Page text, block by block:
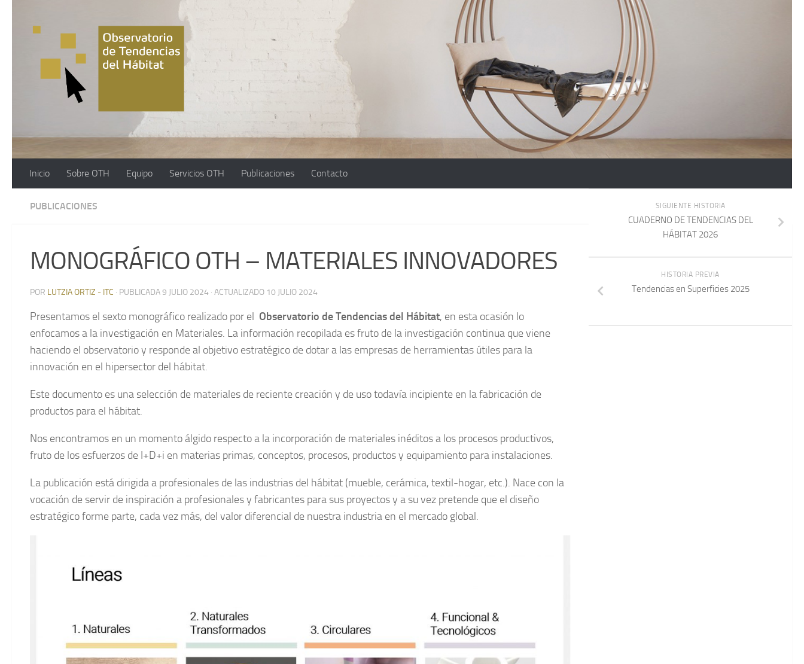
Inicio Sobre OTH Equipo Servicios OTH Publicaciones Contacto
PUBLICACIONES
MONOGRÁFICO OTH – MATERIALES INNOVADORES
POR LUTZIA ORTIZ - ITC · PUBLICADA9 JULIO 2024 · ACTUALIZADO 10 JULIO 2024
Presentamos el sexto monográfico realizado por el Observatorio de Tendencias del Hábitat, en esta ocasión lo
enfocamos a la investigación en Materiales. La información recopilada es fruto de la investigación continua que viene
haciendo el observatorio y responde al objetivo estratégico de dotar a las empresas de herramientas útiles para la
innovación en el hipersector del hábitat.
Este documento es una selección de materiales de reciente creación y de uso todavía incipiente en la fabricación de
productos para el hábitat.
Nos encontramos en un momento álgido respecto a la incorporación de materiales inéditos a los procesos productivos,
fruto de los esfuerzos de I+D+i en materias primas, conceptos, procesos, productos y equipamiento para instalaciones.
La publicación está dirigida a profesionales de las industrias del hábitat (mueble, cerámica, textil-hogar, etc.). Nace con la
vocación de servir de inspiración a profesionales y fabricantes para sus proyectos y a su vez pretende que el diseño
estratégico forme parte, cada vez más, del valor diferencial de nuestra industria en el mercado global.
SIGUIENTE HISTORIA
CUADERNO DE TENDENCIAS DEL
HÁBITAT 2026
HISTORIA PREVIA
Tendencias en Superficies 2025